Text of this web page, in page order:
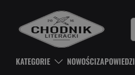
KATEGORIE NOWOŚCIZAPOWIEDZI